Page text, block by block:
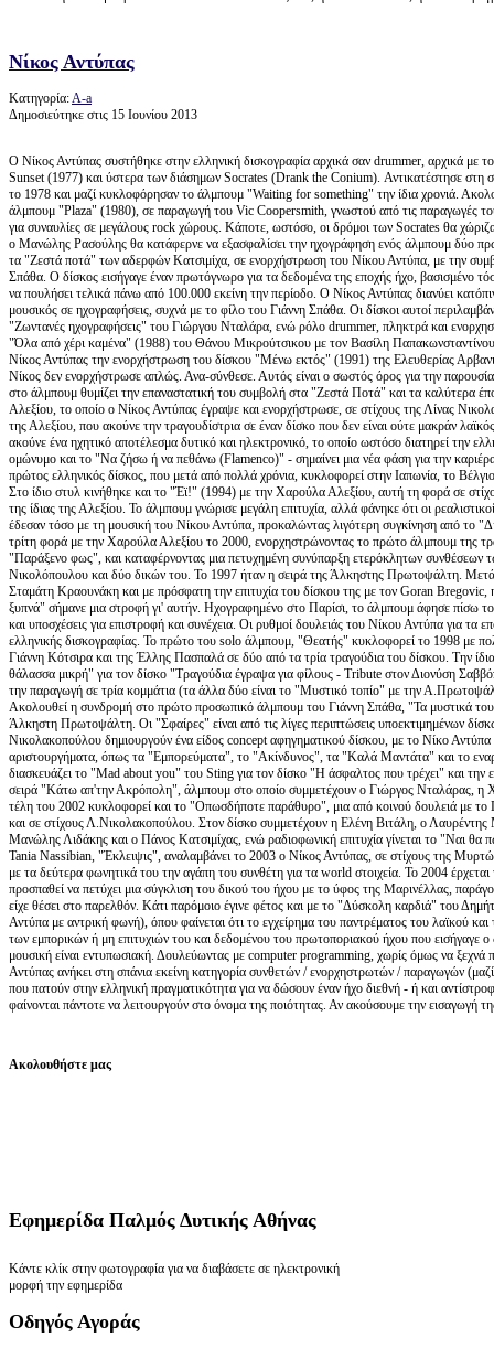
Νίκος Αντύπας
Κατηγορία: Α-a
Δημοσιεύτηκε στις 15 Ιουνίου 2013
Ο Νίκος Αντύπας συστήθηκε στην ελληνική δισκογραφία αρχικά σαν drummer, αρχικά με
Sunset (1977) και ύστερα των διάσημων Socrates (Drank the Conium). Αντικατέστησε στη
το 1978 και μαζί κυκλοφόρησαν το άλμπουμ "Waiting for something" την ίδια χρονιά.
άλμπουμ "Plaza" (1980), σε παραγωγή του Vic Coopersmith, γνωστού από τις παραγωγές
για συναυλίες σε μεγάλους rock χώρους. Κάποτε, ωστόσο, οι δρόμοι των Socrates θα
ο Μανώλης Ρασούλης θα κατάφερνε να εξασφαλίσει την ηχογράφηση ενός άλμπουμ δύο
τα "Ζεστά ποτά" των αδερφών Κατσιμίχα, σε ενορχήστρωση του Νίκου Αντύπα, με την
Σπάθα. Ο δίσκος εισήγαγε έναν πρωτόγνωρο για τα δεδομένα της εποχής ήχο, βασισμένο
να πουλήσει τελικά πάνω από 100.000 εκείνη την περίοδο. Ο Νίκος Αντύπας διανύει
μουσικός σε ηχογραφήσεις, συχνά με το φίλο του Γιάννη Σπάθα. Οι δίσκοι αυτοί
"Ζωντανές ηχογραφήσεις" του Γιώργου Νταλάρα, ενώ ρόλο drummer, πληκτρά και
"Όλα από χέρι καμένα" (1988) του Θάνου Μικρούτσικου με τον Βασίλη
Νίκος Αντύπας την ενορχήστρωση του δίσκου "Μένω εκτός" (1991) της Ελευθερίας
Νίκος δεν ενορχήστρωσε απλώς. Ανα-σύνθεσε. Αυτός είναι ο σωστός όρος για την
στο άλμπουμ θυμίζει την επαναστατική του συμβολή στα "Ζεστά Ποτά" και τα καλύτερα
Αλεξίου, το οποίο ο Νίκος Αντύπας έγραψε και ενορχήστρωσε, σε στίχους της Λίνας
της Αλεξίου, που ακούνε την τραγουδίστρια σε έναν δίσκο που δεν είναι ούτε μακράν
ακούνε ένα ηχητικό αποτέλεσμα δυτικό και ηλεκτρονικό, το οποίο ωστόσο διατηρεί την
ομώνυμο και το "Να ζήσω ή να πεθάνω (Flamenco)" - σημαίνει μια νέα φάση για την καριέρα
πρώτος ελληνικός δίσκος, που μετά από πολλά χρόνια, κυκλοφορεί στην Ιαπωνία, το
Στο ίδιο στυλ κινήθηκε και το "Έϊ!" (1994) με την Χαρούλα Αλεξίου, αυτή τη φορά σε
της ίδιας της Αλεξίου. Το άλμπουμ γνώρισε μεγάλη επιτυχία, αλλά φάνηκε ότι οι
έδεσαν τόσο με τη μουσική του Νίκου Αντύπα, προκαλώντας λιγότερη συγκίνηση από το
τρίτη φορά με την Χαρούλα Αλεξίου το 2000, ενορχηστρώνοντας το πρώτο άλμπουμ της
"Παράξενο φως", και καταφέρνοντας μια πετυχημένη συνύπαρξη ετερόκλητων
Νικολόπουλου και δύο δικών του. Το 1997 ήταν η σειρά της Άλκηστης Πρωτοψάλτη. Μετά
Σταμάτη Κραουνάκη και με πρόσφατη την επιτυχία του δίσκου της με τον Goran
ξυπνά" σήμανε μια στροφή γι' αυτήν. Ηχογραφημένο στο Παρίσι, το άλμπουμ άφησε πίσω
και υποσχέσεις για επιστροφή και συνέχεια. Οι ρυθμοί δουλειάς του Νίκου Αντύπα για τα
ελληνικής δισκογραφίας. Το πρώτο του solo άλμπουμ, "Θεατής" κυκλοφορεί το 1998 με
Γιάννη Κότσιρα και της Έλλης Πασπαλά σε δύο από τα τρία τραγούδια του δίσκου. Την
θάλασσα μικρή" για τον δίσκο "Τραγούδια έγραψα για φίλους - Tribute στον Διονύση
την παραγωγή σε τρία κομμάτια (τα άλλα δύο είναι το "Μυστικό τοπίο" με την
Ακολουθεί η συνδρομή στο πρώτο προσωπικό άλμπουμ του Γιάννη Σπάθα, "Τα μυστικά
Άλκηστη Πρωτοψάλτη. Οι "Σφαίρες" είναι από τις λίγες περιπτώσεις υποεκτιμημένων
Νικολακοπούλου δημιουργούν ένα είδος concept αφηγηματικού δίσκου, με το Νίκο Αντύπα
αριστουργήματα, όπως τα "Εμπορεύματα", το "Ακίνδυνος", τα "Καλά Μαντάτα" και το
διασκευάζει το "Mad about you" του Sting για τον δίσκο "Η άσφαλτος που τρέχει" και την
σειρά "Κάτω απ'την Ακρόπολη", άλμπουμ στο οποίο συμμετέχουν ο Γιώργος Νταλάρας,
τέλη του 2002 κυκλοφορεί και το "Οπωσδήποτε παράθυρο", μια από κοινού δουλειά με
και σε στίχους Λ.Νικολακοπούλου. Στον δίσκο συμμετέχουν η Ελένη Βιτάλη, ο Λαυρέντης
Μανώλης Λιδάκης και ο Πάνος Κατσιμίχας, ενώ ραδιοφωνική επιτυχία γίνεται το "Ναι
Tania Nassibian, "Έκλειψις", αναλαμβάνει το 2003 ο Νίκος Αντύπας, σε στίχους της
με τα δεύτερα φωνητικά του την αγάπη του συνθέτη για τα world στοιχεία. Το 2004
προσπαθεί να πετύχει μια σύγκλιση του δικού του ήχου με το ύφος της Μαρινέλλας,
είχε θέσει στο παρελθόν. Κάτι παρόμοιο έγινε φέτος και με το "Δύσκολη καρδιά" του
Αντύπα με αντρική φωνή), όπου φαίνεται ότι το εγχείρημα του παντρέματος του λαϊκού
των εμπορικών ή μη επιτυχιών του και δεδομένου του πρωτοποριακού ήχου που εισήγαγε
μουσική είναι εντυπωσιακή. Δουλεύωντας με computer programming, χωρίς όμως να ξεχνά
Αντύπας ανήκει στη σπάνια εκείνη κατηγορία συνθετών / ενορχηστρωτών / παραγωγών
που πατούν στην ελληνική πραγματικότητα για να δώσουν έναν ήχο διεθνή - ή και
φαίνονται πάντοτε να λειτουργούν στο όνομα της ποιότητας. Αν ακούσουμε την
Ακολουθήστε μας
Εφημερίδα Παλμός Δυτικής Αθήνας
Κάντε κλίκ στην φωτογραφία για να διαβάσετε σε ηλεκτρονική
μορφή την εφημερίδα
Οδηγός Αγοράς